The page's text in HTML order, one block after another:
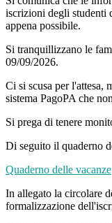
iscrizioni degli studenti
appena possibile.
Si tranquillizzano le
09/09/2026.
Ci si scusa per l'attesa,
sistema PagoPA che
Si prega di tenere
Di seguito il quaderno
Quaderno delle vacanze
In allegato la circolare
formalizzazione